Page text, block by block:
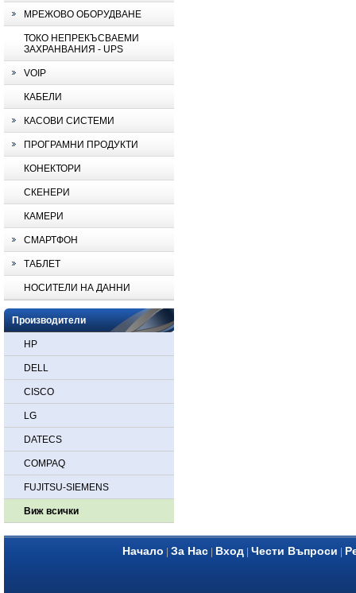
МРЕЖОВО ОБОРУДВАНЕ
ТОКО НЕПРЕКЪСВАЕМИ
ЗАХРАНВАНИЯ - UPS
VOIP
КАБЕЛИ
КАСОВИ СИСТЕМИ
ПРОГРАМНИ ПРОДУКТИ
КОНЕКТОРИ
СКЕНЕРИ
КАМЕРИ
СМАРТФОН
ТАБЛЕТ
НОСИТЕЛИ НА ДАННИ
Производители
HP
DELL
CISCO
LG
DATECS
COMPAQ
FUJITSU-SIEMENS
Виж всички
Начало За Нас Вход Чести Въпроси